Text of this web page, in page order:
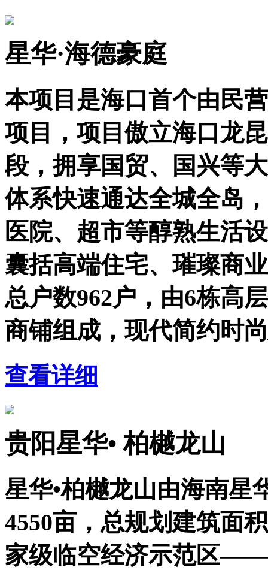
星华·海德豪庭
本项目是海口首个由民
项目，项目傲立海口龙
段，拥享国贸、国兴等
体系快速通达全城全岛
医院、超市等醇熟生活
囊括高端住宅、璀璨商
总户数962户，由6栋高
商铺组成，现代简约时
查看详细
贵阳星华• 柏樾龙山
星华•柏樾龙山由海南星
4550亩，总规划建筑面
家级临空经济示范区——